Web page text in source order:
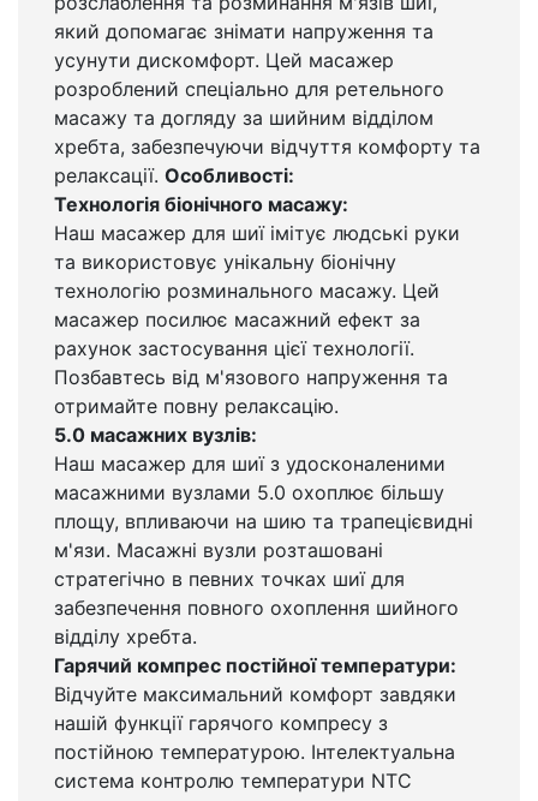
який допомагає знімати напруження та
усунути дискомфорт. Цей масажер
розроблений спеціально для ретельного
масажу та догляду за шийним відділом
хребта, забезпечуючи відчуття комфорту та
релаксації. Особливості:
Технологія біонічного масажу:
Наш масажер для шиї імітує людські руки
та використовує унікальну біонічну
технологію розминального масажу. Цей
масажер посилює масажний ефект за
рахунок застосування цієї технології.
Позбавтесь від м'язового напруження та
отримайте повну релаксацію.
5.0 масажних вузлів:
Наш масажер для шиї з удосконаленими
масажними вузлами 5.0 охоплює більшу
площу, впливаючи на шию та трапецієвидні
м'язи. Масажні вузли розташовані
стратегічно в певних точках шиї для
забезпечення повного охоплення шийного
відділу хребта.
Гарячий компрес постійної температури:
Відчуйте максимальний комфорт завдяки
нашій функції гарячого компресу з
постійною температурою. Інтелектуальна
система контролю температури NTC